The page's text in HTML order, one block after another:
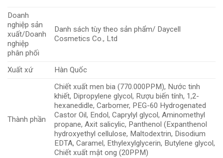
Doanh
nghiệp sản
xuất/Doanh
nghiệp
phân phối
Danh sách tùy theo sản phẩm/ Daycell
Cosmetics Co., Ltd
Xuất xứ Hàn Quốc
Thành phần
Chiết xuất men bia (770.000PPM), Nước tinh
khiết, Dipropylene glycol, Rượu biến tính, 1,2-
hexanedidle, Carbomer, PEG-60 Hydrogenated
Castor Oil, Endol, Caprylyl glycol, Aminomethyl
propane, Axit salicylic, Panthenol (Expanthenol
hydroxyethyl cellulose, Maltodextrin, Disodium
EDTA, Caramel, Ethylexylglycerin, Butylene glycol,
Chiết xuất mật ong (20PPM)